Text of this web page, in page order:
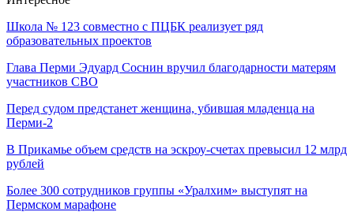
Школа № 123 совместно с ПЦБК реализует ряд
образовательных проектов
Глава Перми Эдуард Соснин вручил благодарности матерям
участников СВО
Перед судом предстанет женщина, убившая младенца на
Перми-2
В Прикамье объем средств на эскроу-счетах превысил 12 млрд
рублей
Более 300 сотрудников группы «Уралхим» выступят на
Пермском марафоне